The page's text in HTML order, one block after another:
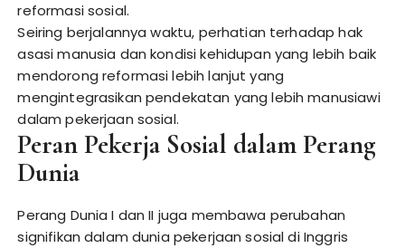
reformasi sosial.
Seiring berjalannya waktu, perhatian terhadap hak
asasi manusia dan kondisi kehidupan yang lebih baik
mendorong reformasi lebih lanjut yang
mengintegrasikan pendekatan yang lebih manusiawi
dalam pekerjaan sosial.
Peran Pekerja Sosial dalam Perang
Dunia
Perang Dunia I dan II juga membawa perubahan
signifikan dalam dunia pekerjaan sosial di Inggris